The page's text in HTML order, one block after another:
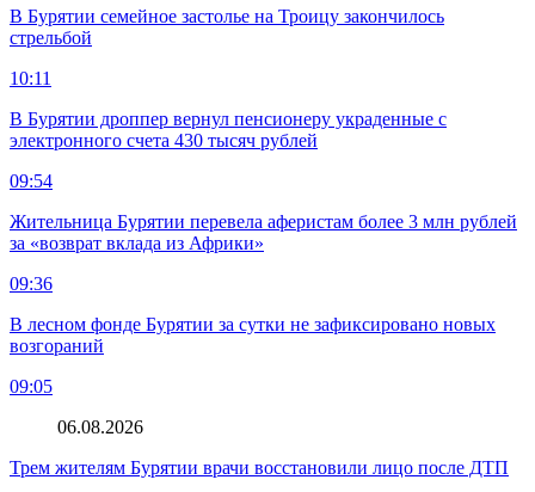
В Бурятии семейное застолье на Троицу закончилось
стрельбой
10:11
В Бурятии дроппер вернул пенсионеру украденные с
электронного счета 430 тысяч рублей
09:54
Жительница Бурятии перевела аферистам более 3 млн рублей
за «возврат вклада из Африки»
09:36
В лесном фонде Бурятии за сутки не зафиксировано новых
возгораний
09:05
06.08.2026
Трем жителям Бурятии врачи восстановили лицо после ДТП